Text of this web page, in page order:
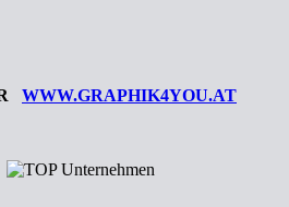
WWW.GRAPHIK4YOU.AT